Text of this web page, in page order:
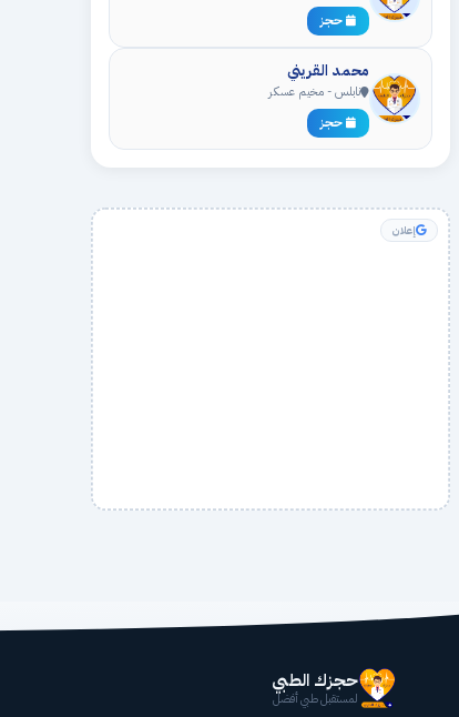
حجز
محمد القريني
نابلس - مخيم عسكر
حجز
إعلان
حجزك الطبي
لمستقبل طبي أفضل